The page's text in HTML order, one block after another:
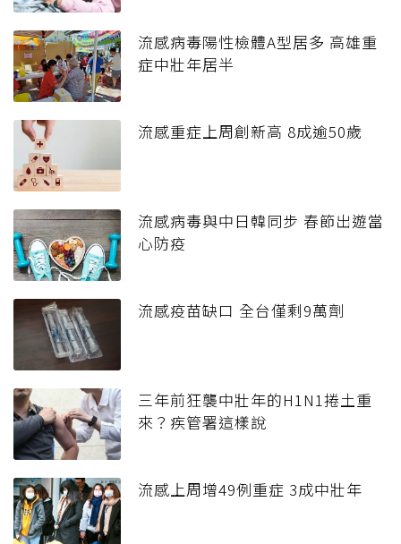
流感病毒陽性檢體A型居多 高雄重
症中壯年居半
流感重症上周創新高 8成逾50歲
流感病毒與中日韓同步 春節出遊當
心防疫
流感疫苗缺口 全台僅剩9萬劑
三年前狂襲中壯年的H1N1捲土重
來？疾管署這樣說
流感上周增49例重症 3成中壯年